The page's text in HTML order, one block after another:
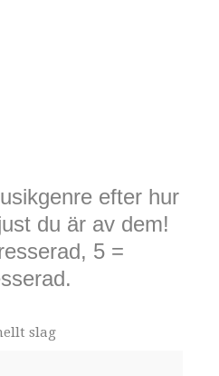
efter hur
du är av dem!
5 =
slag